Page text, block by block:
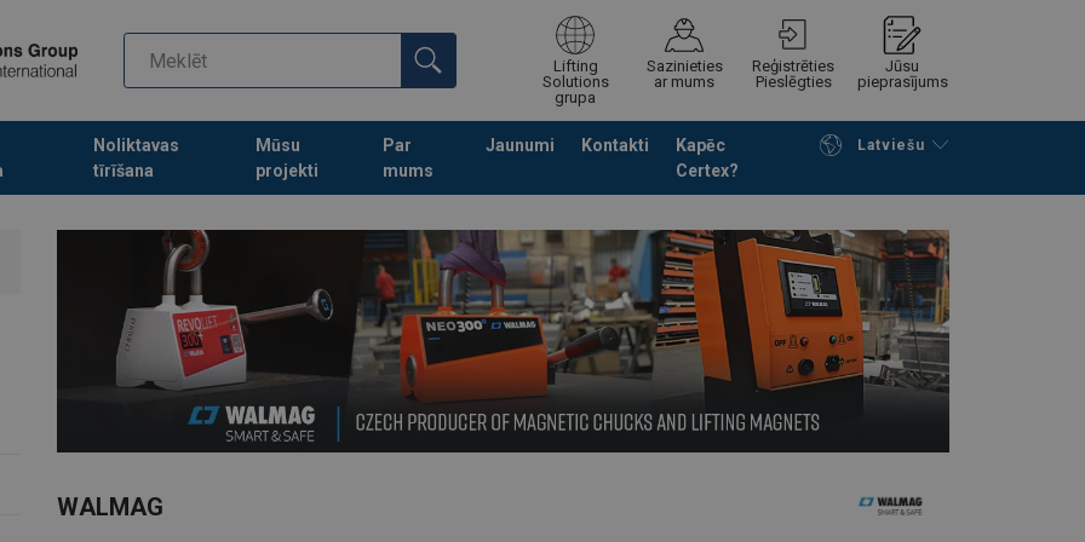
Lifting
Solutions
grupa
Sazinieties
ar mums
Reģistrēties
Pieslēgties
Jūsu
pieprasījums
Noliktavas
tīrīšana
Mūsu
projekti
Par
mums
Jaunumi Kontakti
Kapēc
Certex?
Latviešu
Turpināt meklēt preces Noformēt piedāvājuma pieprasījumu
WALMAG